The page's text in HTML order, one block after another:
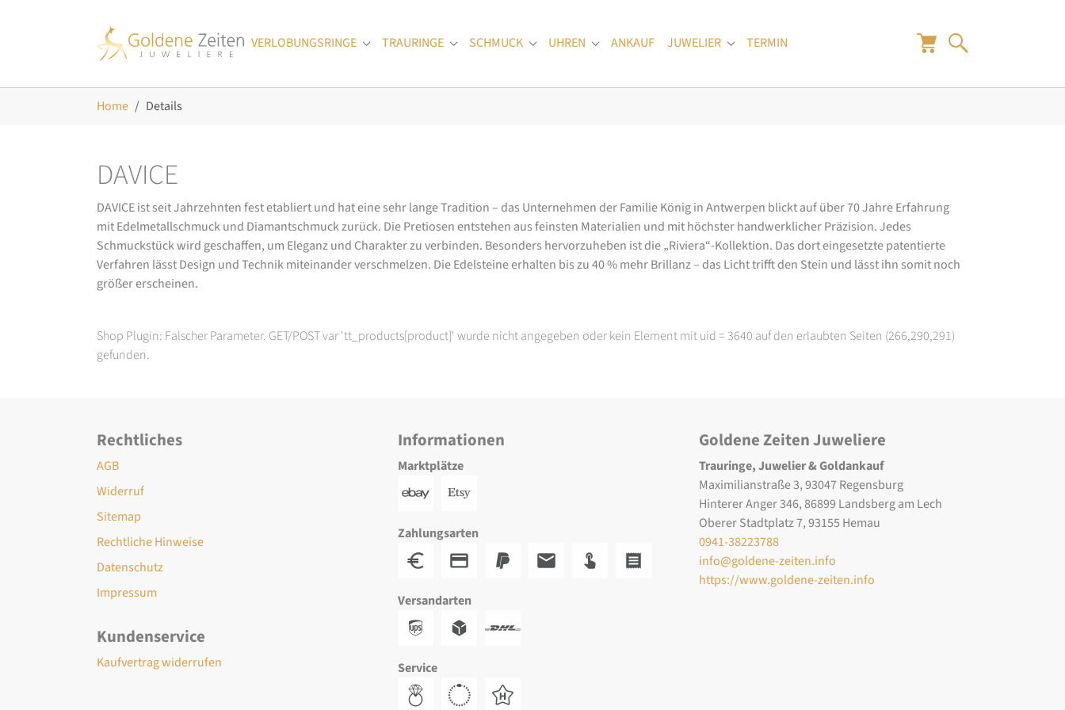
VERLOBUNGSRINGE
Submenu for "Verlobungsringe"
TRAURINGE Submenu for "Trauringe"
SCHMUCK Submenu for "Schmuck"
UHREN Submenu for "Uhren"
ANKAUF JUWELIER Submenu for "Juwelier"
TERMIN
Home Details
DAVICE
DAVICE ist seit Jahrzehnten fest etabliert und hat eine sehr lange Tradition – das Unternehmen der Familie König in Antwerpen blickt auf über 70 Jahre Erfahrung
mit Edelmetallschmuck und Diamantschmuck zurück. Die Pretiosen entstehen aus feinsten Materialien und mit höchster handwerklicher Präzision. Jedes
Schmuckstück wird geschaffen, um Eleganz und Charakter zu verbinden. Besonders hervorzuheben ist die „Riviera“-Kollektion. Das dort eingesetzte patentierte
Verfahren lässt Design und Technik miteinander verschmelzen. Die Edelsteine erhalten bis zu 40 % mehr Brillanz – das Licht trifft den Stein und lässt ihn somit noch
größer erscheinen.
Shop Plugin: Falscher Parameter. GET/POST var 'tt_products[product]' wurde nicht angegeben oder kein Element mit uid = 3640 auf den erlaubten Seiten (266,290,291)
gefunden.
Rechtliches
AGB
Widerruf
Sitemap
Rechtliche Hinweise
Datenschutz
Impressum
Kundenservice
Kaufvertrag widerrufen
Informationen
Marktplätze
Zahlungsarten
Versandarten
Service
Goldene Zeiten Juweliere
Trauringe, Juwelier & Goldankauf
Maximilianstraße 3, 93047 Regensburg
Hinterer Anger 346, 86899 Landsberg am Lech
Oberer Stadtplatz 7, 93155 Hemau
0941-38223788
info@goldene-zeiten.info
https://www.goldene-zeiten.info